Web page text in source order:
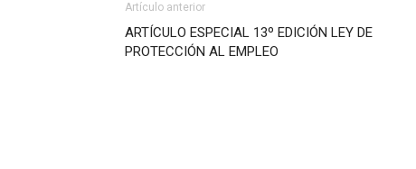
Artículo anterior
ARTÍCULO ESPECIAL 13º EDICIÓN LEY DE
PROTECCIÓN AL EMPLEO